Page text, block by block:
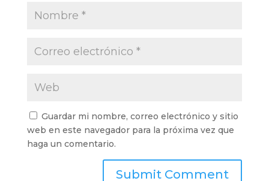
Guardar mi nombre, correo electrónico y sitio
web en este navegador para la próxima vez que
haga un comentario.